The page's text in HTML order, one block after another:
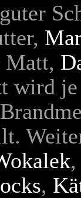
Matt,
wird
,